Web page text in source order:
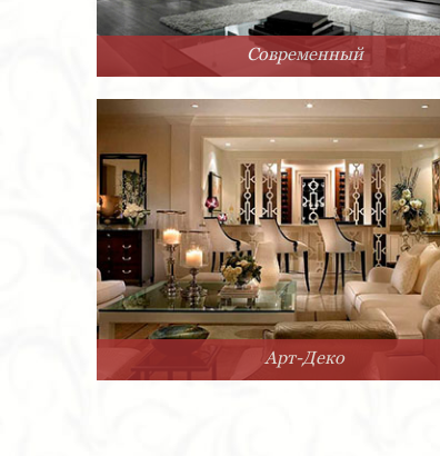
Современный
Арт-Деко